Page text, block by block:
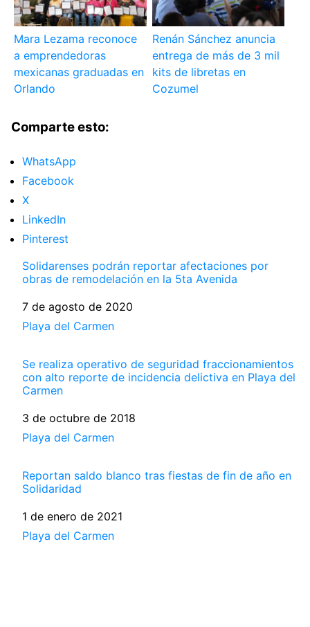
Mara Lezama reconoce
a emprendedoras
mexicanas graduadas en
Orlando
Renán Sánchez anuncia
entrega de más de 3 mil
kits de libretas en
Cozumel
Comparte esto:
WhatsApp
Facebook
X
LinkedIn
Pinterest
Solidarenses podrán reportar afectaciones por
obras de remodelación en la 5ta Avenida
Fecha
7 de agosto de 2020
Respecto a
Playa del Carmen
Se realiza operativo de seguridad fraccionamientos
con alto reporte de incidencia delictiva en Playa del
Carmen
Fecha
3 de octubre de 2018
Respecto a
Playa del Carmen
Reportan saldo blanco tras fiestas de fin de año en
Solidaridad
Fecha
1 de enero de 2021
Respecto a
Playa del Carmen